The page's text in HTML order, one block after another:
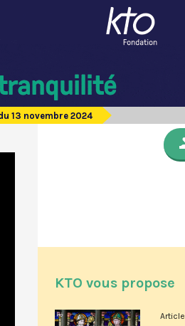
13 novembre 2024
KTO vous propose
Article